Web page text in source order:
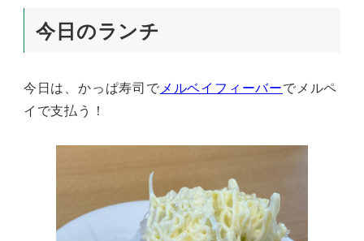
今日のランチ
今日は、かっぱ寿司でメルベイフィーバーでメルペ
イで支払う！